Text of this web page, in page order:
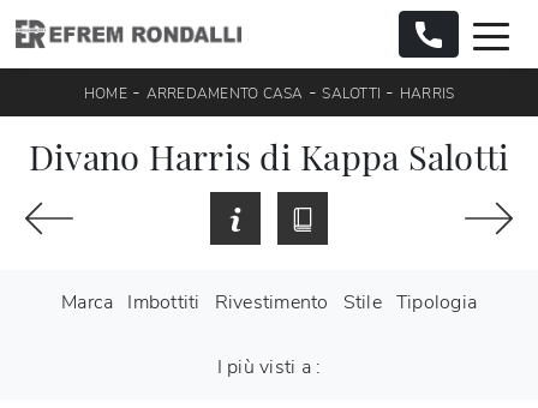
HOME- ARREDAMENTO CASA -SALOTTI - HARRIS
Divano Harris di Kappa Salotti
Marca Imbottiti Rivestimento Stile Tipologia
I più visti a :